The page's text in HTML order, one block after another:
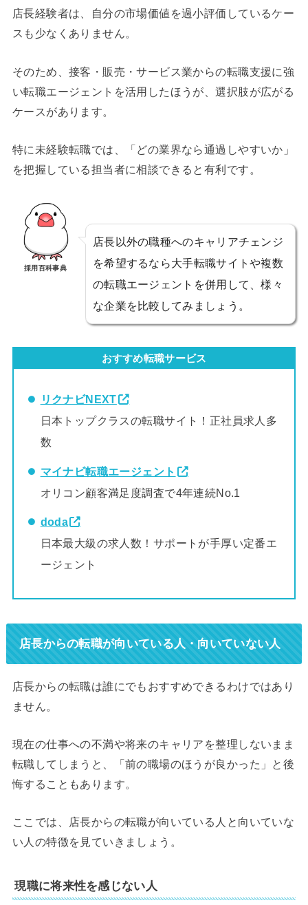
店長経験者は、自分の市場価値を過小評価しているケー
スも少なくありません。
そのため、接客・販売・サービス業からの転職支援に強
い転職エージェントを活用したほうが、選択肢が広がる
ケースがあります。
特に未経験転職では、「どの業界なら通過しやすいか」
を把握している担当者に相談できると有利です。
採用百科事典
店長以外の職種へのキャリアチェンジ
を希望するなら大手転職サイトや複数
の転職エージェントを併用して、様々
な企業を比較してみましょう。
おすすめ転職サービス
リクナビNEXT
日本トップクラスの転職サイト！正社員求人多
数
マイナビ転職エージェント
オリコン顧客満足度調査で4年連続No.1
doda
日本最大級の求人数！サポートが手厚い定番エ
ージェント
店長からの転職が向いている人・向いていない人
店長からの転職は誰にでもおすすめできるわけではあり
ません。
現在の仕事への不満や将来のキャリアを整理しないまま
転職してしまうと、「前の職場のほうが良かった」と後
悔することもあります。
ここでは、店長からの転職が向いている人と向いていな
い人の特徴を見ていきましょう。
現職に将来性を感じない人